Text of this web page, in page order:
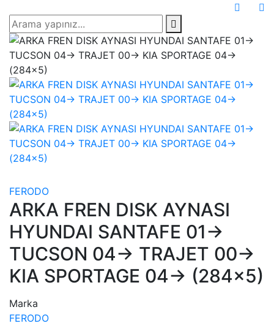
FERODO
ARKA FREN DISK AYNASI
HYUNDAI SANTAFE 01->
TUCSON 04-> TRAJET 00->
KIA SPORTAGE 04-> (284×5)
Marka
FERODO